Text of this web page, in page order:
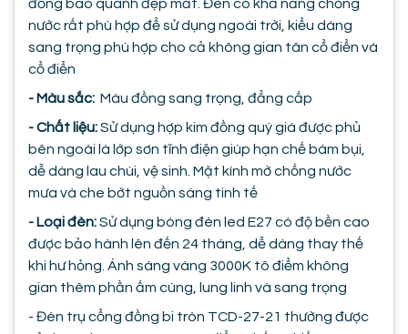
đồng bao quanh đẹp mắt. Đèn có khả năng chống
nước rất phù hợp để sử dụng ngoài trời, kiểu dáng
sang trọng phù hợp cho cả không gian tân cổ điển và
cổ điển
- Màu sắc: Màu đồng sang trọng, đẳng cấp
- Chất liệu:Sử dụng hợp kim đồng quý giá được phủ
bên ngoài là lớp sơn tĩnh điện giúp hạn chế bám bụi,
dễ dàng lau chùi, vệ sinh. Mặt kính mờ chống nước
mưa và che bớt nguồn sáng tinh tế
- Loại đèn:Sử dụng bóng đèn led E27 có độ bền cao
được bảo hành lên đến 24 tháng, dễ dàng thay thế
khi hư hỏng. Ánh sáng vàng 3000K tô điểm không
gian thêm phần ấm cúng, lung linh và sang trọng
- Đèn trụ cổng đồng bi tròn TCD-27-21 thường được